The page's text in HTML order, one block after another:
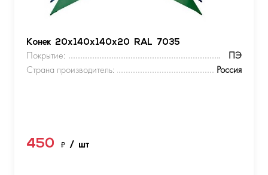
Конек 20х140х140х20 RAL 7035
Покрытие:
ПЭ
Страна производитель:
Россия
450 ₽ / шт